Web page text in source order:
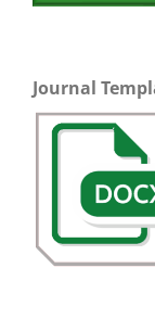
Journal